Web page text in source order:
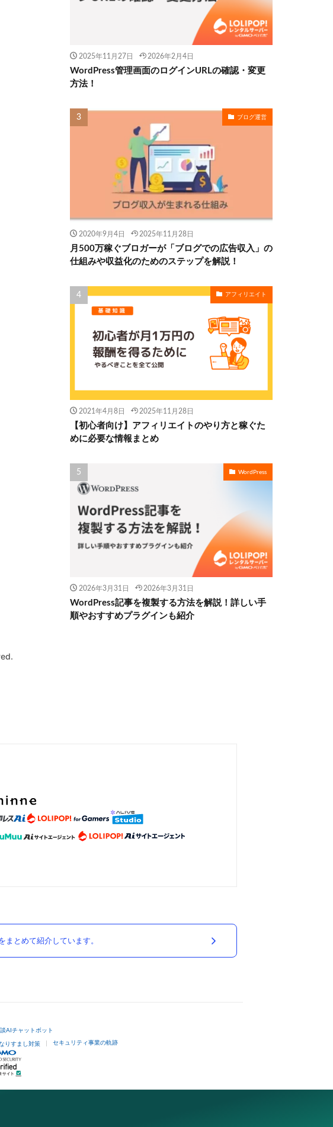
2025年11月27日 2026年2月4日
WordPress管理画面のログインURLの確認・変更
方法！
ブログ運営
2020年9月4日 2025年11月28日
月500万稼ぐブロガーが「ブログでの広告収入」の
仕組みや収益化のためのステップを解説！
アフィリエイト
2021年4月8日 2025年11月28日
【初心者向け】アフィリエイトのやり方と稼ぐた
めに必要な情報まとめ
WordPress
2026年3月31日 2026年3月31日
WordPress記事を複製する方法を解説！詳しい手
順やおすすめプラグインも紹介
とめて紹介しています。
AIチャットボット
りすまし対策 セキュリティ事業の軌跡